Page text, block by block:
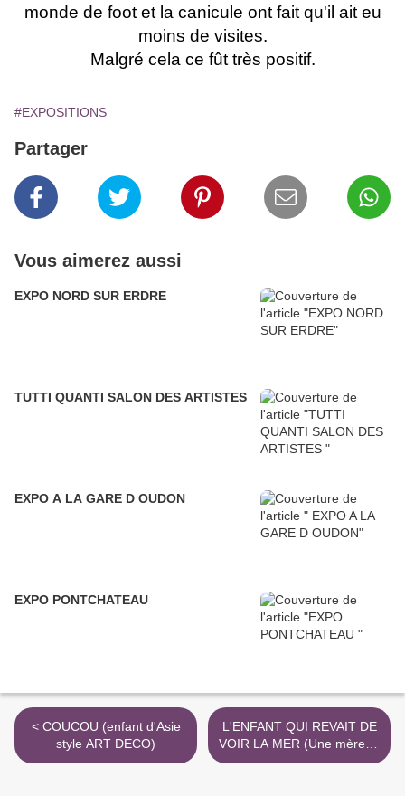
monde de foot et la canicule ont fait qu'il ait eu
moins de visites.
Malgré cela ce fût très positif.
#EXPOSITIONS
Partager
Vous aimerez aussi
EXPO NORD SUR ERDRE
TUTTI QUANTI SALON DES ARTISTES
EXPO A LA GARE D OUDON
EXPO PONTCHATEAU
< COUCOU (enfant d'Asie
style ART DECO)
L'ENFANT QUI REVAIT DE
VOIR LA MER (Une mère et
son enfant ) >